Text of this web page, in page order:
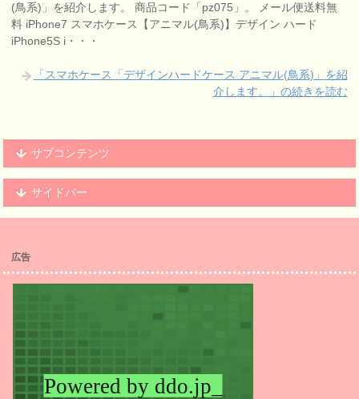
(鳥系)」を紹介します。 商品コード「pz075」。 メール便送料無
料 iPhone7 スマホケース【アニマル(鳥系)】デザイン ハード
iPhone5S i・・・
「スマホケース「デザインハードケース アニマル(鳥系)」を紹
介します。」の続きを読む
サブコンテンツ
サイドバー
広告